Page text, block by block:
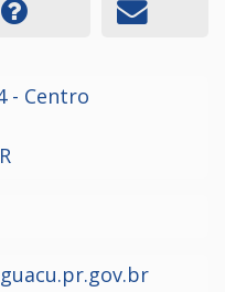
- Centro